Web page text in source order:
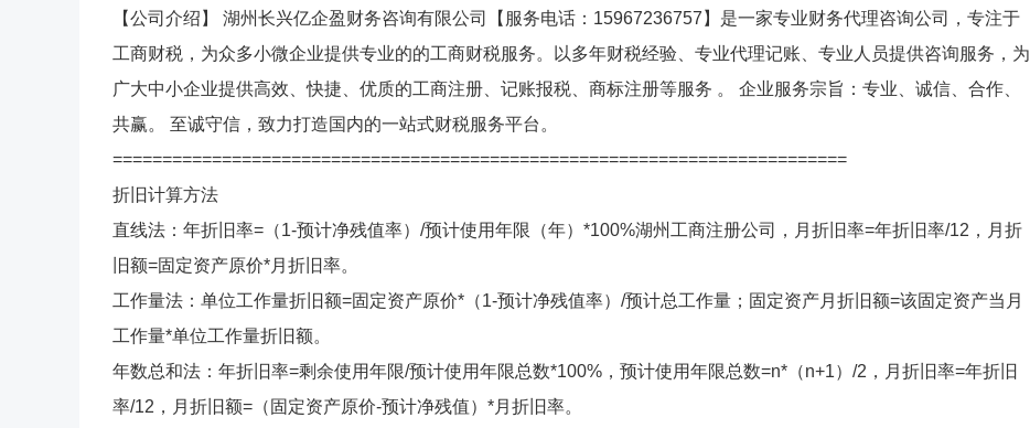
【公司介绍】 湖州长兴亿企盈财务咨询有限公司【服务电话：15967236757】是一家专业财务代理咨询公司，专注于
工商财税，为众多小微企业提供专业的的工商财税服务。以多年财税经验、专业代理记账、专业人员提供咨询服务，为
广大中小企业提供高效、快捷、优质的工商注册、记账报税、商标注册等服务 。 企业服务宗旨：专业、诚信、合作、
共赢。 至诚守信，致力打造国内的一站式财税服务平台。
==========================================================================
折旧计算方法
直线法：年折旧率=（1-预计净残值率）/预计使用年限（年）*100%湖州工商注册公司
，月折旧率=年折旧率/12，月折
旧额=固定资产原价*月折旧率。
工作量法：单位工作量折旧额=固定资产原价*（1-预计净残值率）/预计总工作量；固定资产月折旧额=该固定资产当月
工作量*单位工作量折旧额。
年数总和法：年折旧率=剩余使用年限/预计使用年限总数*100%，预计使用年限总数=n*（n+1）/2，月折旧率=年折旧
率/12，月折旧额=（固定资产原价-预计净残值）*月折旧率。